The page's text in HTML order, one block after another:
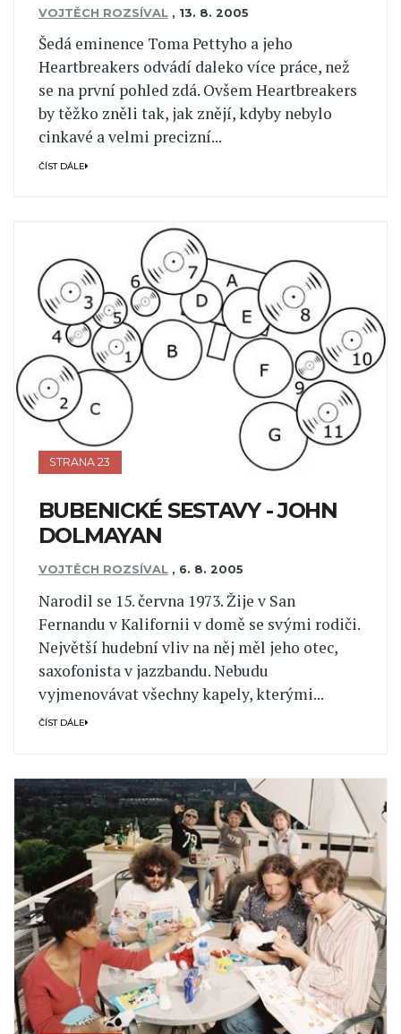
VOJTĚCH ROZSÍVAL , 13. 8. 2005
Šedá eminence Toma Pettyho a jeho
Heartbreakers odvádí daleko více práce, než
se na první pohled zdá. Ovšem Heartbreakers
by těžko zněli tak, jak znějí, kdyby nebylo
cinkavé a velmi precizní...
ČÍST DÁLE
STRANA 23
BUBENICKÉ SESTAVY - JOHN
DOLMAYAN
VOJTĚCH ROZSÍVAL , 6. 8. 2005
Narodil se 15. června 1973. Žije v San
Fernandu v Kalifornii v domě se svými rodiči.
Největší hudební vliv na něj měl jeho otec,
saxofonista v jazzbandu. Nebudu
vyjmenovávat všechny kapely, kterými...
ČÍST DÁLE